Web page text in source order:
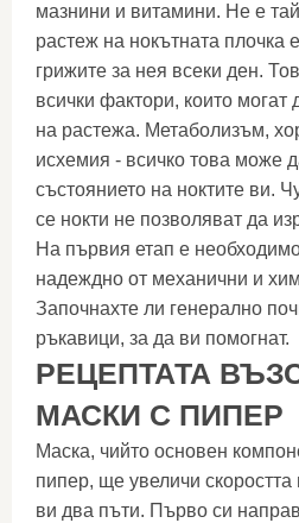
мазнини и витамини. Не е
растеж на нокътната плочка
грижите за нея всеки ден.
всички фактори, които
на растежа. Метаболизъм,
исхемия - всичко това може
състоянието на ноктите ви.
се нокти не позволяват да
На първия етап е
надеждно от механични и
Започнахте ли генерално
ръкавици, за да ви помогнат.
РЕЦЕПТАТА
МАСКИ С ПИПЕР
Маска, чийто основен
пипер, ще увеличи скоростта
ви два пъти. Първо си